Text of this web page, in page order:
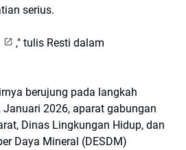
serius.
," tulis Resti dalam
berujung pada langkah
2026, aparat gabungan
Dinas Lingkungan Hidup, dan
Daya Mineral (DESDM)